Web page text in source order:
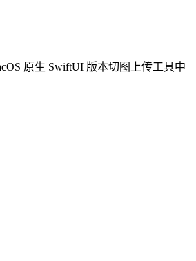
原生 SwiftUI 版本切图上传工具中